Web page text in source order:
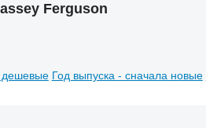
Ferguson
Год выпуска - сначала новые